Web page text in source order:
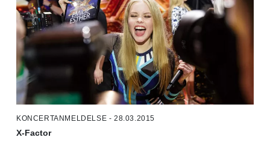
KONCERTANMELDELSE - 28.03.2015
X-Factor